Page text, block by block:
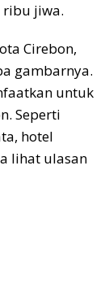
ribu jiwa.
Cirebon,
gambarnya.
untuk
Seperti
hotel
lihat ulasan